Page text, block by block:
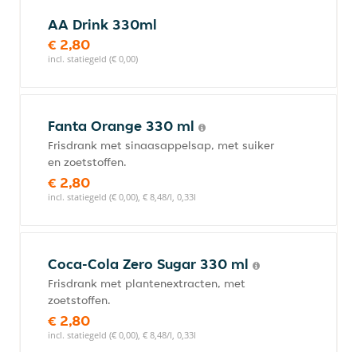
AA Drink 330ml
€ 2,80
incl. statiegeld (€ 0,00)
Fanta Orange 330 ml
Frisdrank met sinaasappelsap, met suiker
en zoetstoffen.
€ 2,80
incl. statiegeld (€ 0,00), € 8,48/l, 0,33l
Coca-Cola Zero Sugar 330 ml
Frisdrank met plantenextracten, met
zoetstoffen.
€ 2,80
incl. statiegeld (€ 0,00), € 8,48/l, 0,33l